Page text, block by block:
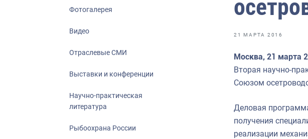
Большая африканская экспедиция
Укрепление духовно-нравственных
Фотогалерея
Видео
Отраслевые СМИ
Выставки и конференции
Научно-практическая
литература
Рыбоохрана России
21 МАРТА 2016
Москва, 21 марта
Вторая научно-
Союзом
Деловая
получения
реализации